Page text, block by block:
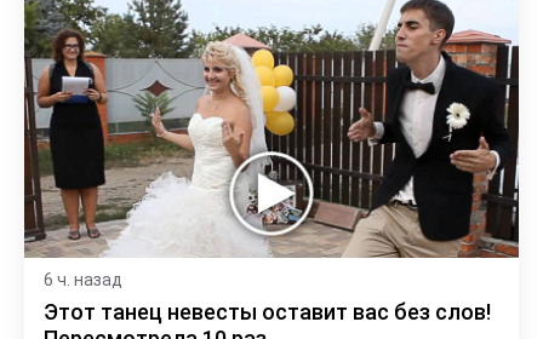
6 ч. назад
Этот танец невесты оставит вас без слов!